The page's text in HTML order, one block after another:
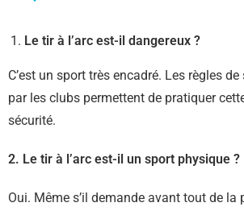
Le tir à l’arc est-il dangereux ?
C’est un sport très encadré. Les règles
par les clubs permettent de pratiquer
sécurité.
2. Le tir à l’arc est-il un sport physique ?
Oui. Même s’il demande avant tout de la